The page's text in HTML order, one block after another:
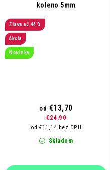
koleno 5mm
až 44 %
Akcia
Novinka
Skladom
od €11,14 bez DPH
od €13,70
€24,90